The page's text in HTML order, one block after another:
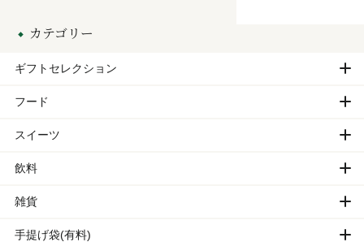
カテゴリー
ギフトセレクション
フード
スイーツ
飲料
雑貨
手提げ袋(有料)